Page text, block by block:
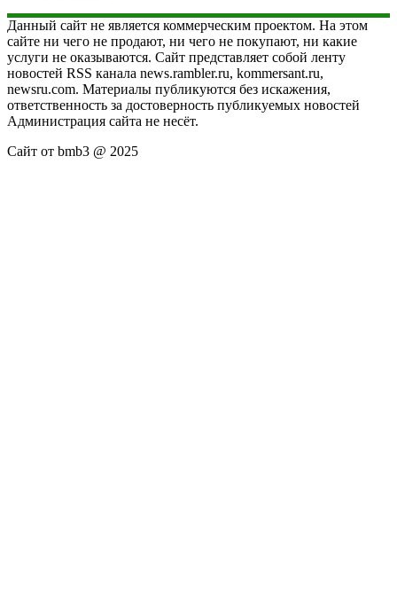
Данный сайт не является коммерческим проектом. На этом
сайте ни чего не продают, ни чего не покупают, ни какие
услуги не оказываются. Сайт представляет собой ленту
новостей RSS канала news.rambler.ru, kommersant.ru,
newsru.com. Материалы публикуются без искажения,
ответственность за достоверность публикуемых новостей
Администрация сайта не несёт.
Сайт от bmb3 @ 2025